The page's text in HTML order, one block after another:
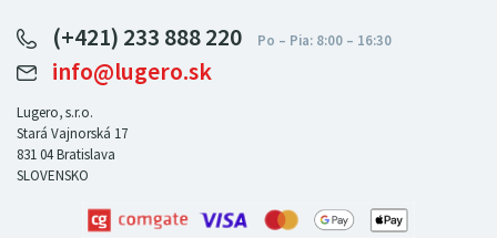
Pre predajcov
LUGERO Nemecko
LUGERO Česká republika
LUGERO Maďarsko
LUGERO Rakousko
(+421) 233 888 220
info@lugero.sk
Lugero, s.r.o.
Stará Vajnorská 17
831 04Bratislava
SLOVENSKO